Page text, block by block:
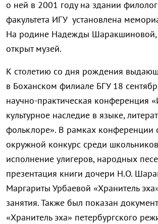
о ней в 2001 году на здании
факультета ИГУ установлена
На родине Надежды Шаракшиновой,
открыт музей.
К столетию со дня рождения
в Боханском филиале БГУ 18
научно-практическая конференция
культурное наследие в языке,
фольклоре». В рамках конференции
окружной конкурс среди
исполнение улигеров, народных
презентация книги дочери Н.О.
Маргариты Урбаевой «Хранитель
занятия. Также был показан
«Хранитель эха» петербургского